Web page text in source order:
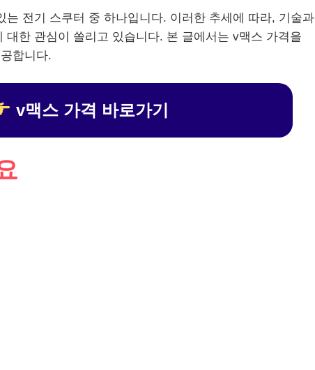
는 전기 스쿠터 중 하나입니다. 이러한 추세에 따라, 기술과
대한 관심이 쏠리고 있습니다. 본 글에서는 v맥스 가격을
합니다.
v맥스 가격 바로가기